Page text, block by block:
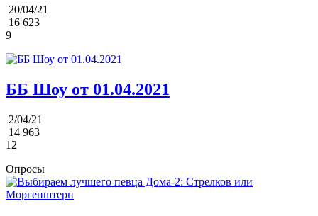
20/04/21
16 623
9
ББ Шоу от 01.04.2021
2/04/21
14 963
12
Опросы